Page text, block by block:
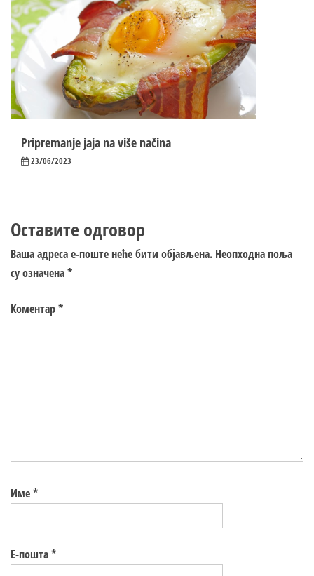
Pripremanje jaja na više načina
23/06/2023
Оставите одговор
Ваша адреса е-поште неће бити објављена. Неопходна поља
су означена*
Коментар*
Име*
Е-пошта*